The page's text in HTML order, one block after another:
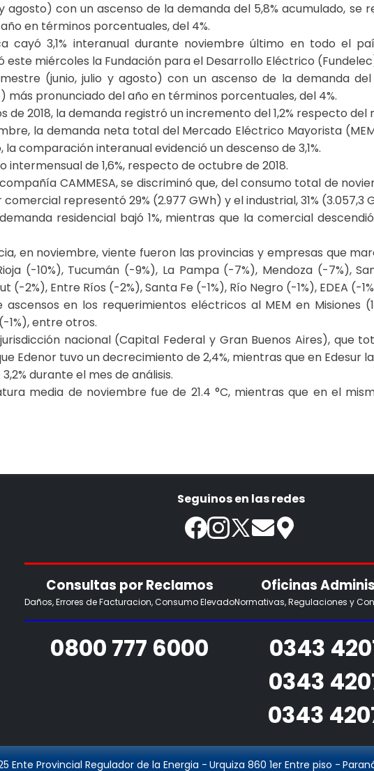
agosto) con un ascenso de la demanda del 5,8% acumulado,
en términos porcentuales, del 4%.
cayó 3,1% interanual durante noviembre último en todo el
este miércoles la Fundación para el Desarrollo Eléctrico
(junio, julio y agosto) con un ascenso de la demanda
pronunciado del año en términos porcentuales, del 4%.
de 2018, la demanda registró un incremento del 1,2% respecto del
la demanda neta total del Mercado Eléctrico Mayorista
la comparación interanual evidenció un descenso de 3,1%.
de 1,6%, respecto de octubre de 2018.
CAMMESA, se discriminó que, del consumo total de
representó 29% (2.977 GWh) y el industrial, 31% (3.057,3
residencial bajó 1%, mientras que la comercial
en noviembre, viente fueron las provincias y empresas que
(-10%), Tucumán (-9%), La Pampa (-7%), Mendoza (-7%),
(-2%), Entre Ríos (-2%), Santa Fe (-1%), Río Negro (-1%), EDEA (-
en los requerimientos eléctricos al MEM en Misiones
(-1%), entre otros.
nacional (Capital Federal y Gran Buenos Aires), que
Edenor tuvo un decrecimiento de 2,4%, mientras que en Edesur
durante el mes de análisis.
media de noviembre fue de 21.4 °C, mientras que en el
Seguinos en las redes
Consultas por Reclamos
Daños, Errores de Facturacion, Consumo Elevado
0800 777 6000
Oficinas
Normativas, Regulaciones y
0343
0343
0343
Ente Provincial Regulador de la Energia - Urquiza 860 1er Entre piso -